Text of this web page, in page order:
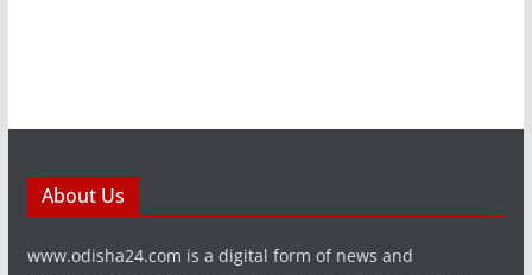
About Us
www.odisha24.com is a digital form of news and